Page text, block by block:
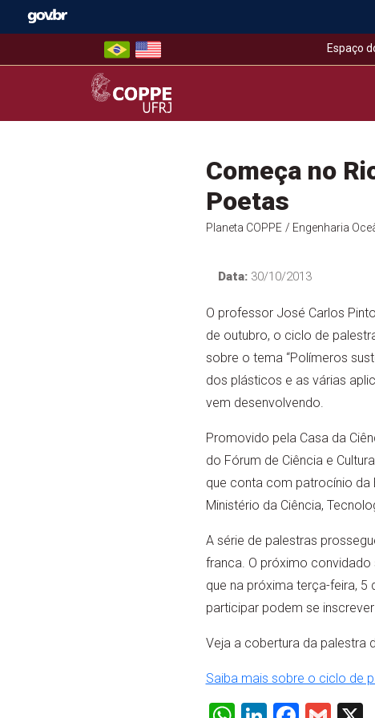
Espaço
COPPE – UFRJ
Começa no
Poetas
Planeta COPPE / Engenharia
Data:30/10/2013
O professor José Carlos
de outubro, o ciclo de
sobre o tema “Polímeros
dos plásticos e as várias
vem desenvolvendo.
Promovido pela Casa da
do Fórum de Ciência e
que conta com patrocínio da
Ministério da Ciência,
A série de palestras
franca. O próximo convidado
que na próxima terça-feira, 5
participar podem se
Veja a cobertura da palestra
Saiba mais sobre o ciclo de